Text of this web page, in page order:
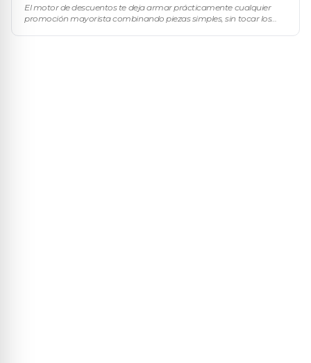
El motor de descuentos te deja armar prácticamente cualquier
promoción mayorista combinando piezas simples, sin tocar los